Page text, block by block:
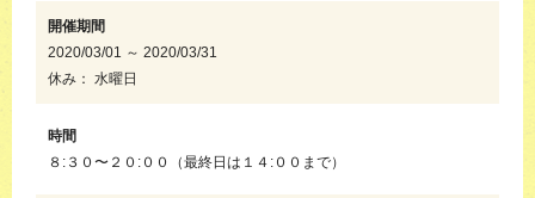
開催期間
2020/03/01 ～ 2020/03/31
休み： 水曜日
時間
８:３０〜２０:００（最終日は１４:００まで）